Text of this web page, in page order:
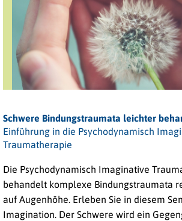
Schwere Bindungstraumata leichter
Einführung in die Psychodynamisch
Traumatherapie
Die Psychodynamisch Imaginative
behandelt komplexe Bindungstraumata
auf Augenhöhe. Erleben Sie in diesem
Imagination. Der Schwere wird ein